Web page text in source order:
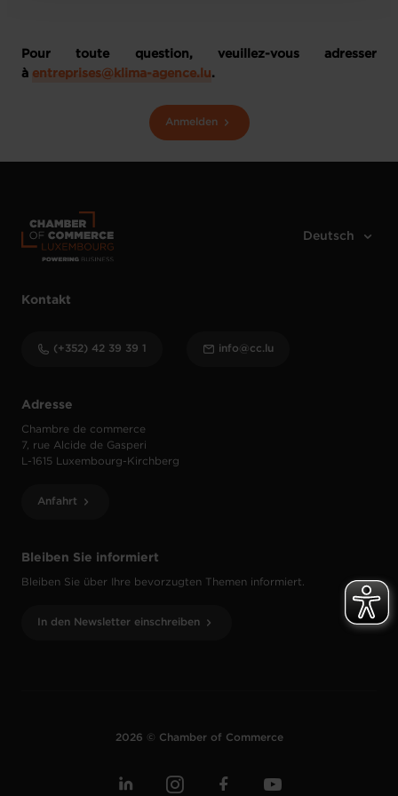
Pour toute question, veuillez-vous adresser
à entreprises@klima-agence.lu .
Anmelden
Bleiben Sie informiert
Bleiben Sie über Ihre bevorzugten Themen informiert.
In den Newsletter einschreiben
Adresse
Chambre de commerce
7, rue Alcide de Gasperi
L-1615 Luxembourg-Kirchberg
Anfahrt
Kontakt
(+352) 42 39 39 1 info@cc.lu
2026 © Chamber of Commerce